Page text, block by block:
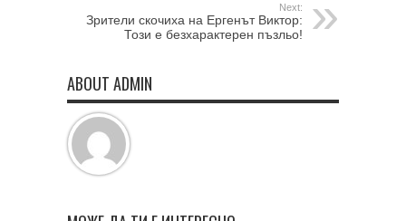
Next:
Зрители скочиха на Ергенът Виктор:
Този е безхарактерен пъзльо!
ABOUT ADMIN